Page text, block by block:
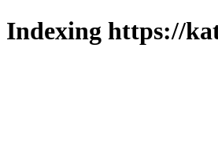
Indexing https://